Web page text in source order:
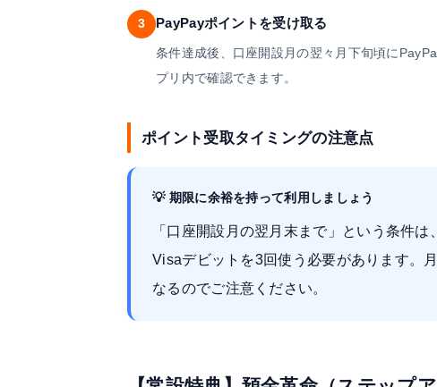
3 PayPayポイントを受け取る
条件達成後、口座開設月の翌々月下旬頃に
プリ内で確認できます。
ポイント受取タイミングの注意点
💡 期限に余裕を持って利用しましょう
「口座開設月の翌月末まで」という条件
Visaデビットを3回使う必要があります。
なるのでご注意ください。